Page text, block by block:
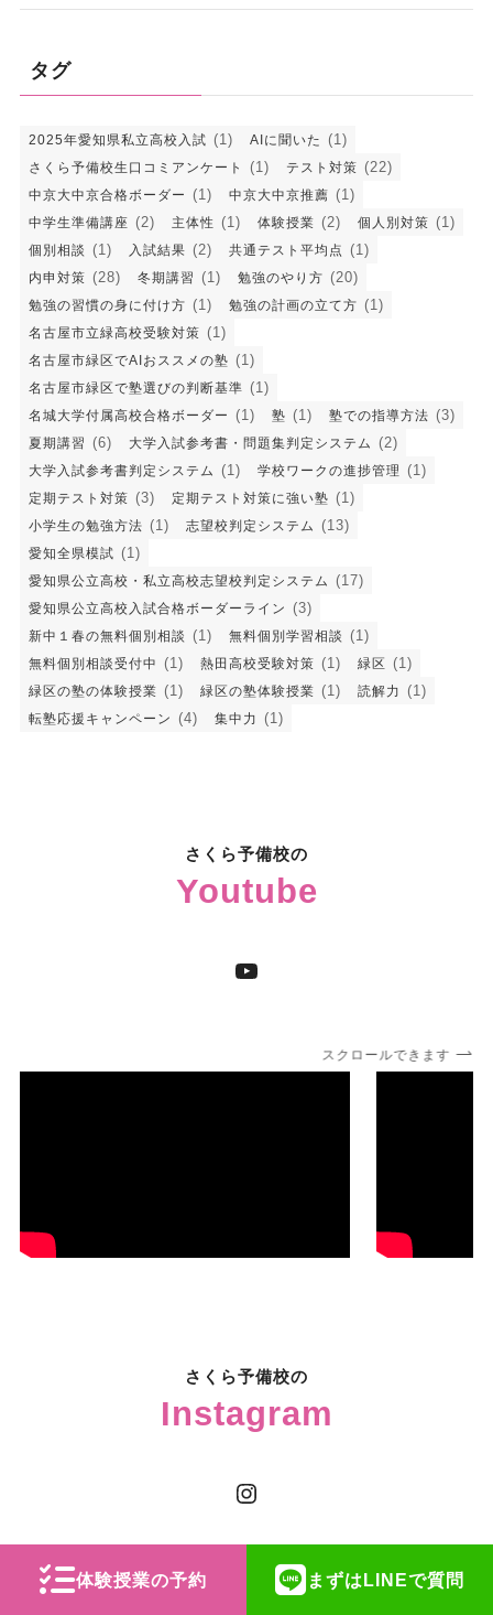
タグ
2025年愛知県私立高校入試 (1) AIに聞いた (1)
さくら予備校生口コミアンケート (1) テスト対策 (22)
中京大中京合格ボーダー (1) 中京大中京推薦 (1)
中学生準備講座 (2) 主体性 (1) 体験授業 (2) 個人別対策 (1)
個別相談 (1) 入試結果 (2) 共通テスト平均点 (1)
内申対策 (28) 冬期講習 (1) 勉強のやり方 (20)
勉強の習慣の身に付け方 (1) 勉強の計画の立て方 (1)
名古屋市立緑高校受験対策 (1)
名古屋市緑区でAIおススメの塾 (1)
名古屋市緑区で塾選びの判断基準 (1)
名城大学付属高校合格ボーダー (1) 塾 (1) 塾での指導方法 (3)
夏期講習 (6) 大学入試参考書・問題集判定システム (2)
大学入試参考書判定システム (1) 学校ワークの進捗管理 (1)
定期テスト対策 (3) 定期テスト対策に強い塾 (1)
小学生の勉強方法 (1) 志望校判定システム (13)
愛知全県模試 (1)
愛知県公立高校・私立高校志望校判定システム (17)
愛知県公立高校入試合格ボーダーライン (3)
新中１春の無料個別相談 (1) 無料個別学習相談 (1)
無料個別相談受付中 (1) 熱田高校受験対策 (1) 緑区 (1)
緑区の塾の体験授業 (1) 緑区の塾体験授業 (1) 読解力 (1)
転塾応援キャンペーン (4) 集中力 (1)
さくら予備校の
Youtube
YouTube
スクロールできます
さくら予備校の
Instagram
Instagram
体験授業の予約 まずはLINEで質問